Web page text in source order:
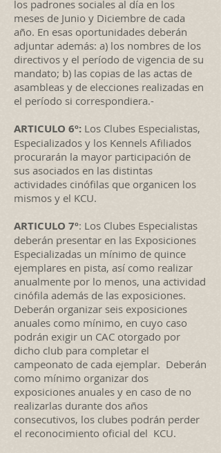
los padrones sociales al día en los
meses de Junio y Diciembre de cada
año. En esas oportunidades deberán
adjuntar además: a) los nombres de los
directivos y el período de vigencia de su
mandato; b) las copias de las actas de
asambleas y de elecciones realizadas en
el período si correspondiera.-
ARTICULO 6º: Los Clubes Especialistas,
Especializados y los Kennels Afiliados
procurarán la mayor participación de
sus asociados en las distintas
actividades cinófilas que organicen los
mismos y el KCU.
ARTICULO 7º: Los Clubes Especialistas
deberán presentar en las Exposiciones
Especializadas un mínimo de quince
ejemplares en pista, así como realizar
anualmente por lo menos, una actividad
cinófila además de las exposiciones.
Deberán organizar seis exposiciones
anuales como mínimo, en cuyo caso
podrán exigir un CAC otorgado por
dicho club para completar el
campeonato de cada ejemplar. Deberán
como mínimo organizar dos
exposiciones anuales y en caso de no
realizarlas durante dos años
consecutivos, los clubes podrán perder
el reconocimiento oficial del KCU.